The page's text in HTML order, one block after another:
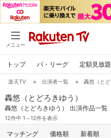
メニュー
トップ パ・リーグ 定額見放題
楽天TV > 出演者一覧 > 轟悠（とど
轟悠（とどろきゆう）
轟悠（とどろきゆう） 出演作品一覧
12件中 1～12件を表示
マッチング 価格順 新着順